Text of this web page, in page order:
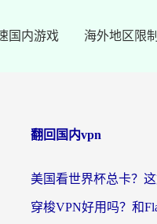
国内游戏 海外地区限制
翻回国内vpn